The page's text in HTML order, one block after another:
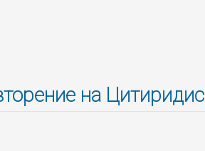
на Цитиридис